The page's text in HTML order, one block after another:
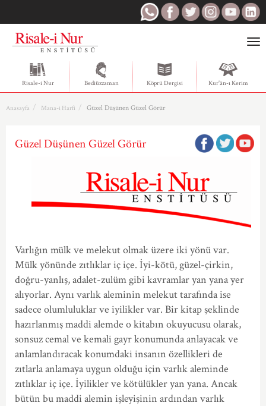
Risale-i Nur Bediüzzaman Köprü Dergisi Kur'ân-ı Kerim
Anasayfa Mana-i Harfi Güzel Düşünen Güzel Görür
Güzel Düşünen Güzel Görür
Varlığın mülk ve melekut olmak üzere iki yönü var.
Mülk yönünde zıtlıklar iç içe. İyi-kötü, güzel-çirkin,
doğru-yanlış, adalet-zulüm gibi kavramlar yan yana yer
alıyorlar. Aynı varlık aleminin melekut tarafında ise
sadece olumluluklar ve iyilikler var. Bir kitap şeklinde
hazırlanmış maddi alemde o kitabın okuyucusu olarak,
sonsuz cemal ve kemali gayr konumunda anlayacak ve
anlamlandıracak konumdaki insanın özellikleri de
zıtlarla anlamaya uygun olduğu için varlık aleminde
zıtlıklar iç içe. İyilikler ve kötülükler yan yana. Ancak
bütün bu maddi alemin işleyişinin ardından varlık